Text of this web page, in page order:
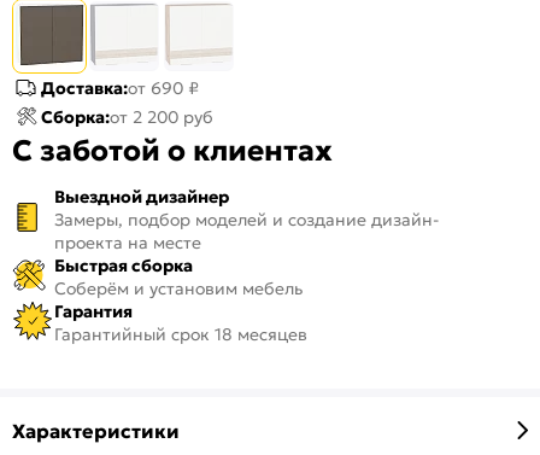
Доставка:от 690 ₽
Сборка:от 2 200 руб
С заботой о клиентах
Выездной дизайнер
Замеры, подбор моделей и создание дизайн-
проекта на месте
Быстрая сборка
Соберём и установим мебель
Гарантия
Гарантийный срок 18 месяцев
Характеристики